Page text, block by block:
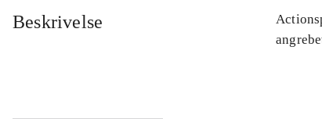
Beskrivelse